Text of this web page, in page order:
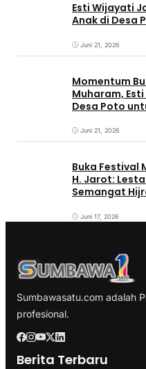
Esti Wijayati
Anak di Desa
Juni 21, 2026
Momentum
Muharam,
Desa Poto
Juni 21, 2026
Buka Festival
H. Jarot:
Semangat
Juni 17, 2026
Sumbawasatu.com adalah
profesional.
Berita Terbaru